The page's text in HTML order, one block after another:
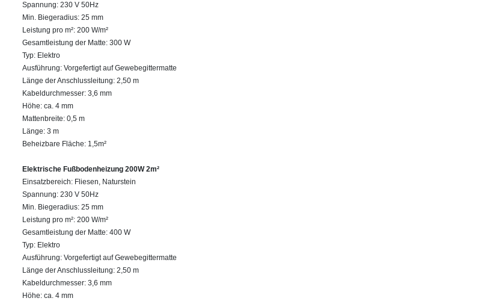
Spannung: 230 V 50Hz
Min. Biegeradius: 25 mm
Leistung pro m²: 200 W/m²
Gesamtleistung der Matte: 300 W
Typ: Elektro
Ausführung: Vorgefertigt auf Gewebegittermatte
Länge der Anschlussleitung: 2,50 m
Kabeldurchmesser: 3,6 mm
Höhe: ca. 4 mm
Mattenbreite: 0,5 m
Länge: 3 m
Beheizbare Fläche: 1,5m²
Elektrische Fußbodenheizung 200W 2m²
Einsatzbereich: Fliesen, Naturstein
Spannung: 230 V 50Hz
Min. Biegeradius: 25 mm
Leistung pro m²: 200 W/m²
Gesamtleistung der Matte: 400 W
Typ: Elektro
Ausführung: Vorgefertigt auf Gewebegittermatte
Länge der Anschlussleitung: 2,50 m
Kabeldurchmesser: 3,6 mm
Höhe: ca. 4 mm